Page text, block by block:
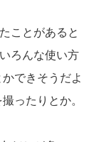
ことがあると
ろんな使い方
できそうだよ
ったりとか。